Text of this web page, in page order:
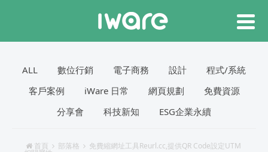
ALL 數位行銷 電子商務 設計
程式/系統
客戶案例
iWare 日常 網頁規劃
免費資源
分享會
科技新知 ESG企業永續
首頁 部落格 免費縮網址工具Reurl.cc,提供QR Code設定UTM